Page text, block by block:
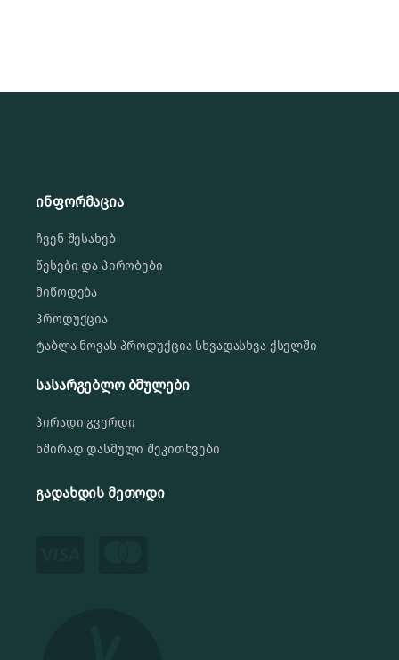
ინფორმაცია
ჩვენ შესახებ
წესები და პირობები
მიწოდება
პროდუქცია
ტაბლა ნოვას პროდუქცია სხვადასხვა ქსელში
სასარგებლო ბმულები
პირადი გვერდი
ხშირად დასმული შეკითხვები
გადახდის მეთოდი